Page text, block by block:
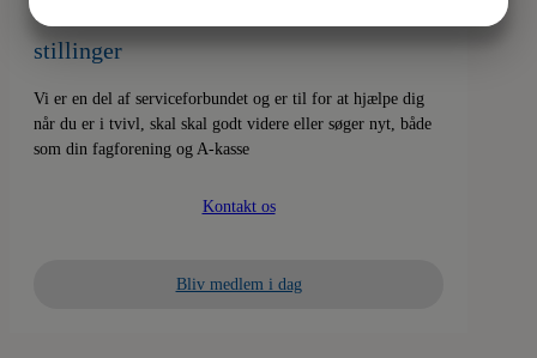
stillinger
Vi er en del af serviceforbundet og er til for at hjælpe dig
når du er i tvivl, skal skal godt videre eller søger nyt, både
som din fagforening og A-kasse
Kontakt os
Bliv medlem i dag